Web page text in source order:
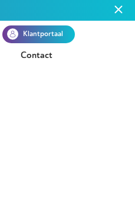
Klantportaal
Contact